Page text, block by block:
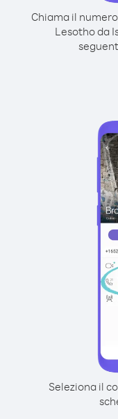
Chiama il
Lesotho da
Seleziona il